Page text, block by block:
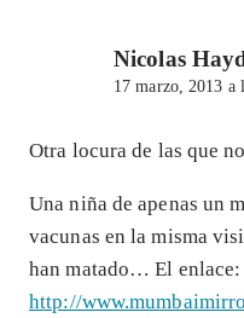
Nicolas
17 marzo, 2013 a
Otra locura de las que
Una niña de apenas un
vacunas en la misma
han matado… El enlace:
http://